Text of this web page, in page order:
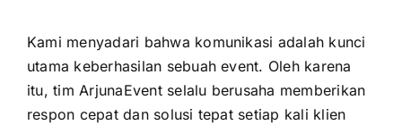
Kami menyadari bahwa komunikasi adalah kunci
utama keberhasilan sebuah event. Oleh karena
itu, tim ArjunaEvent selalu berusaha memberikan
respon cepat dan solusi tepat setiap kali klien